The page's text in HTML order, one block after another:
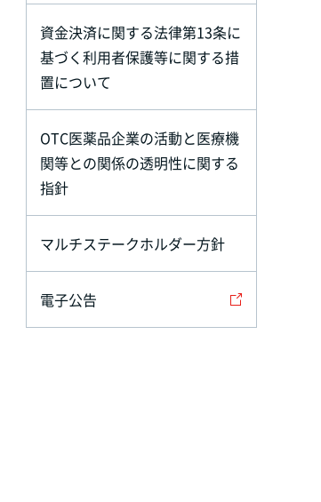
資金決済に関する法律第13条に
基づく利用者保護等に関する措
置について
OTC医薬品企業の活動と医療機
関等との関係の透明性に関する
指針
マルチステークホルダー方針
電子公告